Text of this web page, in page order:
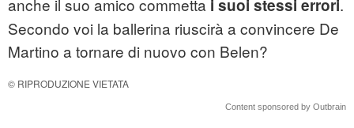
anche il suo amico commetta i suoi stessi errori.
Secondo voi la ballerina riuscirà a convincere De
Martino a tornare di nuovo con Belen?
© RIPRODUZIONE VIETATA
Content sponsored by Outbrain